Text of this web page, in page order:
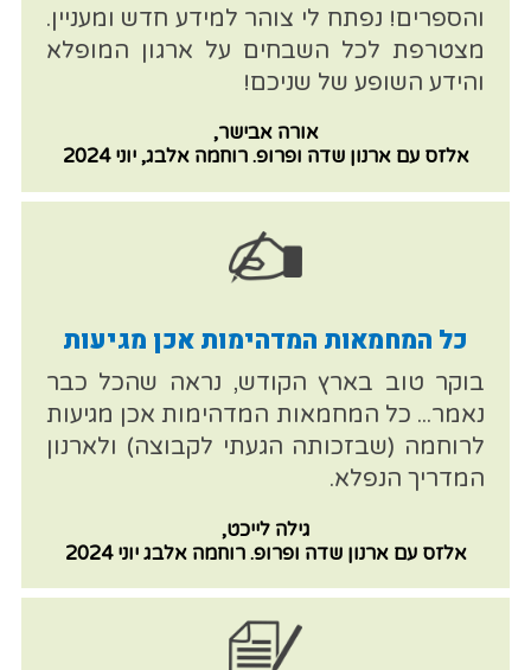
והספרים! נפתח לי צוהר למידע חדש ומעניין.
מצטרפת לכל השבחים על ארגון המופלא
והידע השופע של שניכם!
אורה אבישר,
אלזס עם ארנון שדה ופרופ. רוחמה אלבג, יוני 2024
כל המחמאות המדהימות אכן מגיעות
בוקר טוב בארץ הקודש, נראה שהכל כבר
נאמר... כל המחמאות המדהימות אכן מגיעות
לרוחמה (שבזכותה הגעתי לקבוצה) ולארנון
המדריך הנפלא.
גילה לייכט,
אלזס עם ארנון שדה ופרופ. רוחמה אלבג יוני 2024